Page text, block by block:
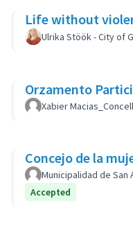
Life without
Ulrika Stöök - City of
Orzamento
Xabier
Concejo de la
Municipalidad de San
Accepted